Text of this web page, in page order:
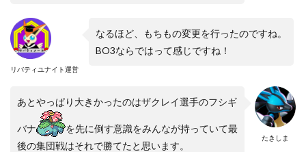
リバティユナイト運営
なるほど、もちもの変更を行ったのですね。
BO3ならではって感じですね！
たきしま
あとやっぱり大きかったのはザクレイ選手のフシギ
バナ
を先に倒す意識をみんなが持っていて最
後の集団戦はそれで勝てたと思います。